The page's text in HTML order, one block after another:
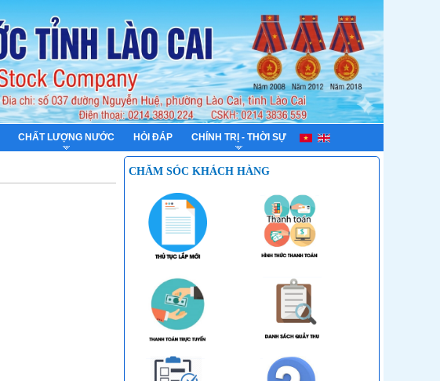
CHẤT LƯỢNG NƯỚC HỎI ĐÁP CHÍNH TRỊ - THỜI SỰ
CHĂM SÓC KHÁCH HÀNG